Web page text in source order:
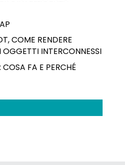
COME RENDERE
OGGETTI INTERCONNESSI
FA E PERCHÉ